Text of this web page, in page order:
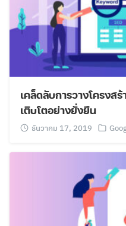
เคล็ดลับการวางโครงส
เติบโตอย่างยั่งยืน
ธันวาคม 17, 2019